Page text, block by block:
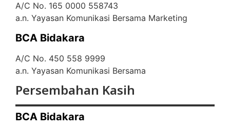
A/C No. 165 0000 558743
a.n. Yayasan Komunikasi Bersama Marketing
BCA Bidakara
A/C No. 450 558 9999
a.n. Yayasan Komunikasi Bersama
Persembahan Kasih
BCA Bidakara